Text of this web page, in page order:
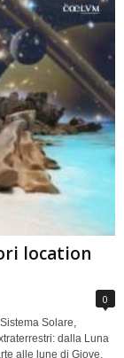
location
0
Solare,
dalla Luna
alle lune di Giove,